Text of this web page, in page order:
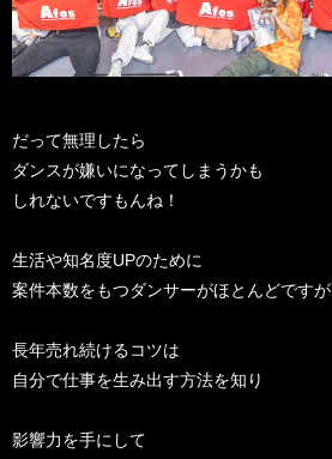
だって無理したら
ダンスが嫌いになってしまうかも
しれないですもんね！
生活や知名度UPのために
案件本数をもつダンサーがほとんどですが
長年売れ続けるコツは
自分で仕事を生み出す方法を知り
影響力を手にして